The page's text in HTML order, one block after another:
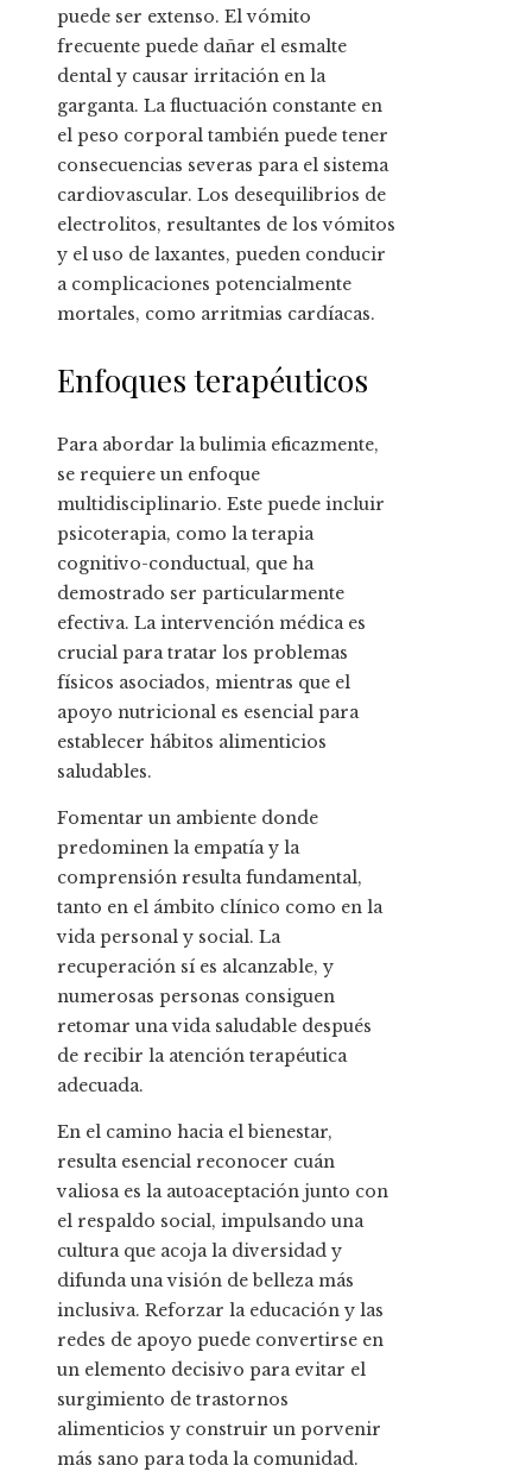
puede ser extenso. El vómito
frecuente puede dañar el esmalte
dental y causar irritación en la
garganta. La fluctuación constante en
el peso corporal también puede tener
consecuencias severas para el sistema
cardiovascular. Los desequilibrios de
electrolitos, resultantes de los vómitos
y el uso de laxantes, pueden conducir
a complicaciones potencialmente
mortales, como arritmias cardíacas.
Enfoques terapéuticos
Para abordar la bulimia eficazmente,
se requiere un enfoque
multidisciplinario. Este puede incluir
psicoterapia, como la terapia
cognitivo-conductual, que ha
demostrado ser particularmente
efectiva. La intervención médica es
crucial para tratar los problemas
físicos asociados, mientras que el
apoyo nutricional es esencial para
establecer hábitos alimenticios
saludables.
Fomentar un ambiente donde
predominen la empatía y la
comprensión resulta fundamental,
tanto en el ámbito clínico como en la
vida personal y social. La
recuperación sí es alcanzable, y
numerosas personas consiguen
retomar una vida saludable después
de recibir la atención terapéutica
adecuada.
En el camino hacia el bienestar,
resulta esencial reconocer cuán
valiosa es la autoaceptación junto con
el respaldo social, impulsando una
cultura que acoja la diversidad y
difunda una visión de belleza más
inclusiva. Reforzar la educación y las
redes de apoyo puede convertirse en
un elemento decisivo para evitar el
surgimiento de trastornos
alimenticios y construir un porvenir
más sano para toda la comunidad.